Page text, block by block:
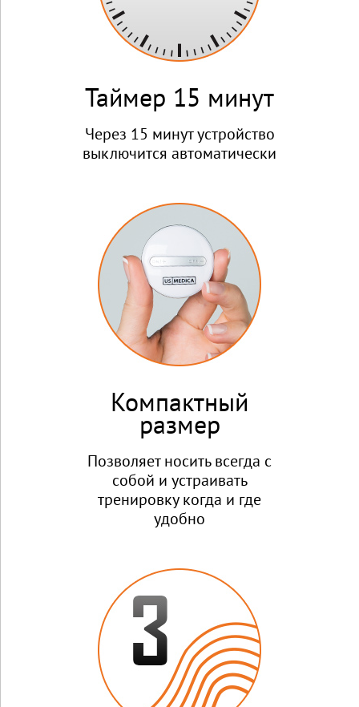
Таймер 15 минут
Через 15 минут устройство
выключится автоматически
Компактный
размер
Позволяет носить всегда с
собой и устраивать
тренировку когда и где
удобно